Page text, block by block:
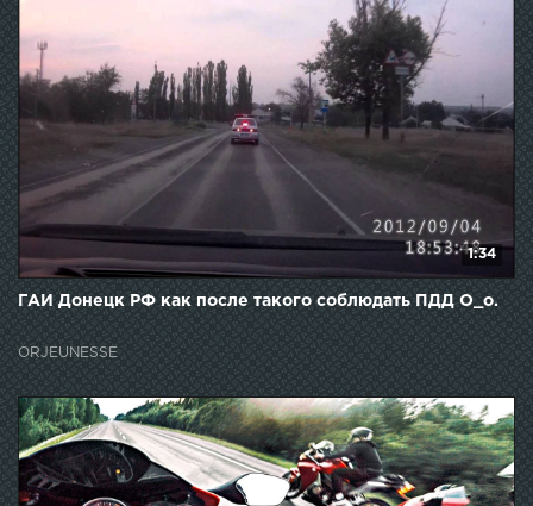
1:34
ГАИ Донецк РФ как после такого соблюдать ПДД O_o.
ORJEUNESSE